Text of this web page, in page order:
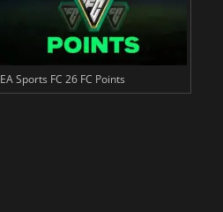
EA Sports FC 26 FC Points